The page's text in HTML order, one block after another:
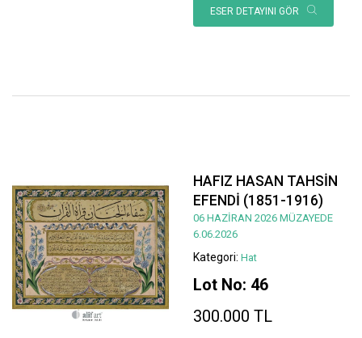
ESER DETAYINI GÖR
HAFIZ HASAN TAHSİN
EFENDİ (1851-1916)
06 HAZİRAN 2026 MÜZAYEDE
6.06.2026
Kategori: Hat
Lot No: 46
300.000 TL